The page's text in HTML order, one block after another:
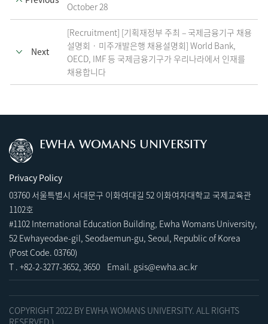
October 28
Next
[Recruitment] [기획재정부 주최 – 국제금융기구 채용
설명회 · 미주개발은행 채용설명회] World Bank,
OECD, IMF 등 국제금융기구가 우리나라에서 인재를
채용합니다
EWHA WOMANS UNIVERSITY
Privacy Policy
03760 서울특별시 서대문구 이화여대길 52 이화여자대학교 국제교육관
1102호
#1102 International Education Building, Ewha Womans University,
52 Ewhayeodae-gil, Seodaemun-gu, Seoul, Republic of Korea
(Post Code. 03760)
T . +82-2-3277-3652, 3650 Email. gsis@ewha.ac.kr
COPYRIGHT 2022 BY EWHA WOMANS UNIVERSITY. ALL RIGHTS
RESERVED.)